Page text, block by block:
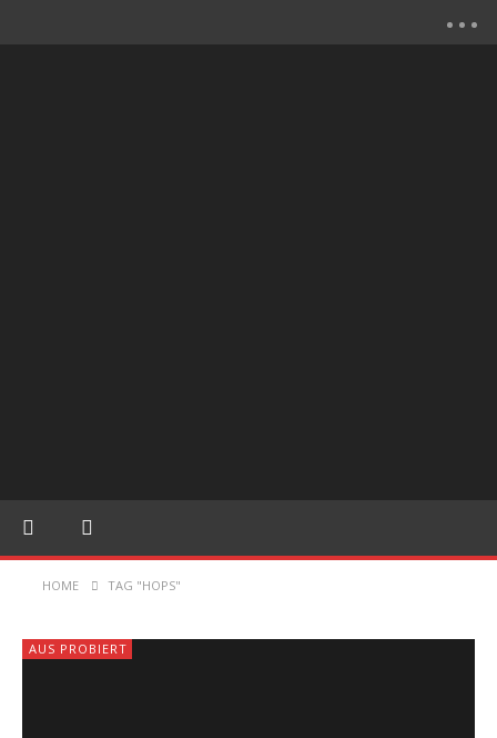
HOME TAG "HOPS"
AUS PROBIERT